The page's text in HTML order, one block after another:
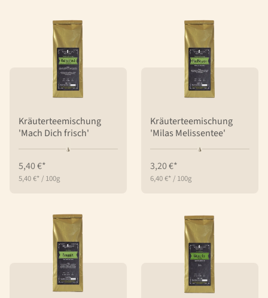
Kräuterteemischung
'Mach Dich frisch'
5,40 €*
5,40 €* / 100g
Kräuterteemischung
'Milas Melissentee'
3,20 €*
6,40 €* / 100g